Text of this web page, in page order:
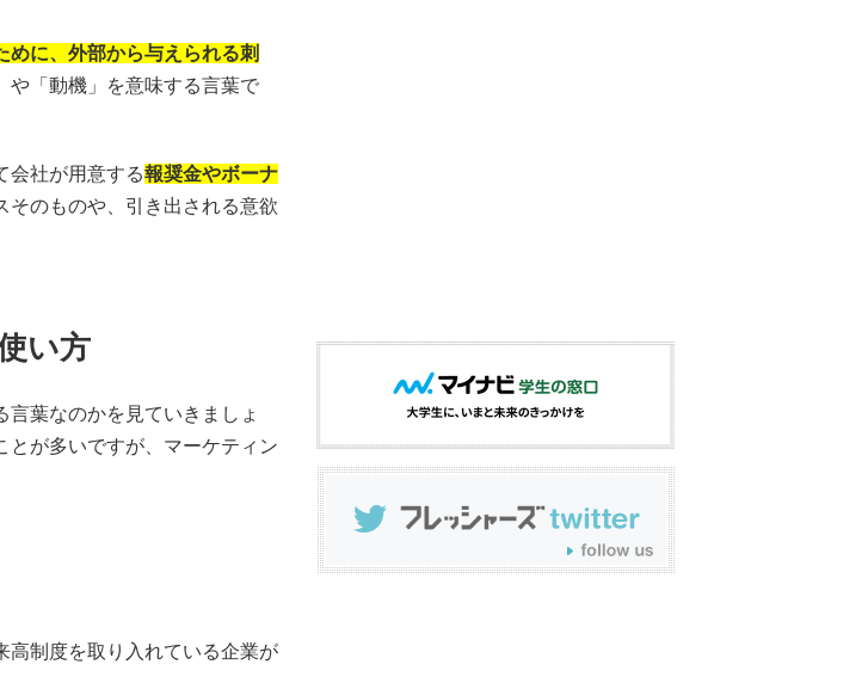
めに、外部から与えられる刺
や「動機」を意味する言葉で
会社が用意する報奨金やボーナ
そのものや、引き出される意欲
い方
葉なのかを見ていきましょ
とが多いですが、マーケティン
高制度を取り入れている企業が